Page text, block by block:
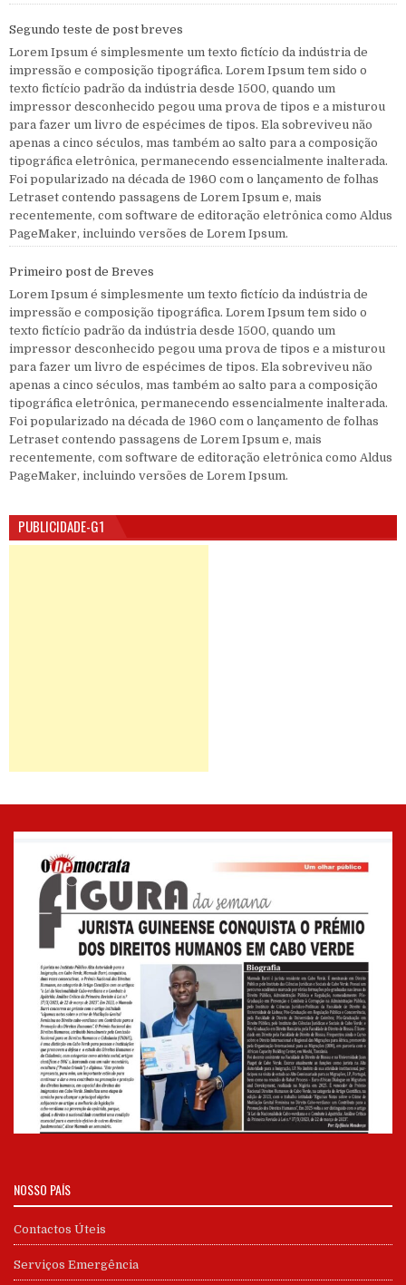
Segundo teste de post breves
Lorem Ipsum é simplesmente um texto fictício da indústria de
impressão e composição tipográfica. Lorem Ipsum tem sido o
texto fictício padrão da indústria desde 1500, quando um
impressor desconhecido pegou uma prova de tipos e a misturou
para fazer um livro de espécimes de tipos. Ela sobreviveu não
apenas a cinco séculos, mas também ao salto para a composição
tipográfica eletrônica, permanecendo essencialmente inalterada.
Foi popularizado na década de 1960 com o lançamento de folhas
Letraset contendo passagens de Lorem Ipsum e, mais
recentemente, com software de editoração eletrônica como Aldus
PageMaker, incluindo versões de Lorem Ipsum.
Primeiro post de Breves
Lorem Ipsum é simplesmente um texto fictício da indústria de
impressão e composição tipográfica. Lorem Ipsum tem sido o
texto fictício padrão da indústria desde 1500, quando um
impressor desconhecido pegou uma prova de tipos e a misturou
para fazer um livro de espécimes de tipos. Ela sobreviveu não
apenas a cinco séculos, mas também ao salto para a composição
tipográfica eletrônica, permanecendo essencialmente inalterada.
Foi popularizado na década de 1960 com o lançamento de folhas
Letraset contendo passagens de Lorem Ipsum e, mais
recentemente, com software de editoração eletrônica como Aldus
PageMaker, incluindo versões de Lorem Ipsum.
PUBLICIDADE-G1
NOSSO PAÍS
Contactos Úteis
Serviços Emergência